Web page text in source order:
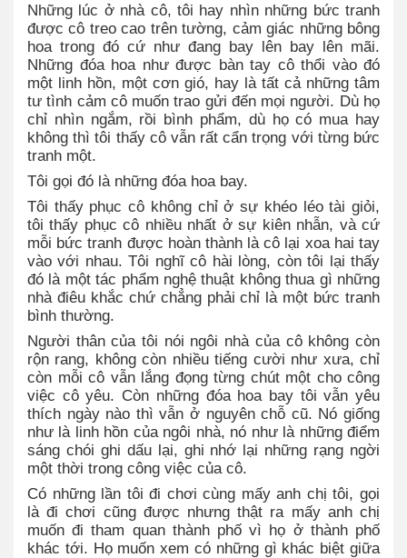
Những lúc ở nhà cô, tôi hay nhìn những bức tranh
được cô treo cao trên tường, cảm giác những bông
hoa trong đó cứ như đang bay lên bay lên mãi.
Những đóa hoa như được bàn tay cô thổi vào đó
một linh hồn, một cơn gió, hay là tất cả những tâm
tư tình cảm cô muốn trao gửi đến mọi người. Dù họ
chỉ nhìn ngắm, rồi bình phẩm, dù họ có mua hay
không thì tôi thấy cô vẫn rất cẩn trọng với từng bức
tranh một.
Tôi gọi đó là những đóa hoa bay.
Tôi thấy phục cô không chỉ ở sự khéo léo tài giỏi,
tôi thấy phục cô nhiều nhất ở sự kiên nhẫn, và cứ
mỗi bức tranh được hoàn thành là cô lại xoa hai tay
vào với nhau. Tôi nghĩ cô hài lòng, còn tôi lại thấy
đó là một tác phẩm nghệ thuật không thua gì những
nhà điêu khắc chứ chẳng phải chỉ là một bức tranh
bình thường.
Người thân của tôi nói ngôi nhà của cô không còn
rộn rang, không còn nhiều tiếng cười như xưa, chỉ
còn mỗi cô vẫn lắng đọng từng chút một cho công
việc cô yêu. Còn những đóa hoa bay tôi vẫn yêu
thích ngày nào thì vẫn ở nguyên chỗ cũ. Nó giống
như là linh hồn của ngôi nhà, nó như là những điểm
sáng chói ghi dấu lại, ghi nhớ lại những rạng ngời
một thời trong công việc của cô.
Có những lần tôi đi chơi cùng mấy anh chị tôi, gọi
là đi chơi cũng được nhưng thật ra mấy anh chị
muốn đi tham quan thành phố vì họ ở thành phố
khác tới. Họ muốn xem có những gì khác biệt giữa